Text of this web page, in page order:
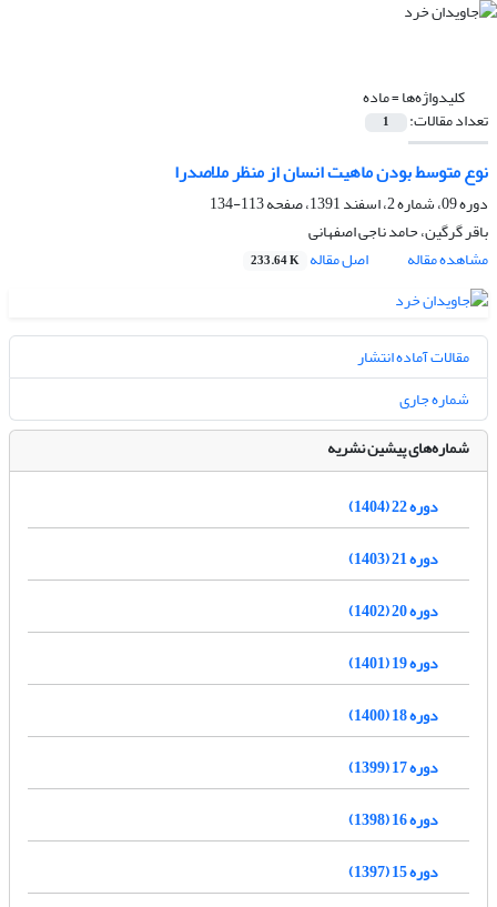
کلیدواژه‌ها =ماده
تعداد مقالات: 1
نوع متوسط بودن ماهیت انسان از منظر ملاصدرا
دوره 09، شماره 2، اسفند 1391، صفحه
113-134
باقر گرگین، حامد ناجی اصفهانی
مشاهده مقاله
اصل مقاله 233.64 K
مقالات آماده انتشار
شماره جاری
شماره‌های پیشین نشریه
دوره 22 (1404)
دوره 21 (1403)
دوره 20 (1402)
دوره 19 (1401)
دوره 18 (1400)
دوره 17 (1399)
دوره 16 (1398)
دوره 15 (1397)